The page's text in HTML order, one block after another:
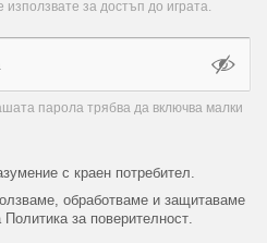
за достъп до играта.
парола трябва да включва малки
с краен потребител.
обработваме и защитаваме
за поверителност.